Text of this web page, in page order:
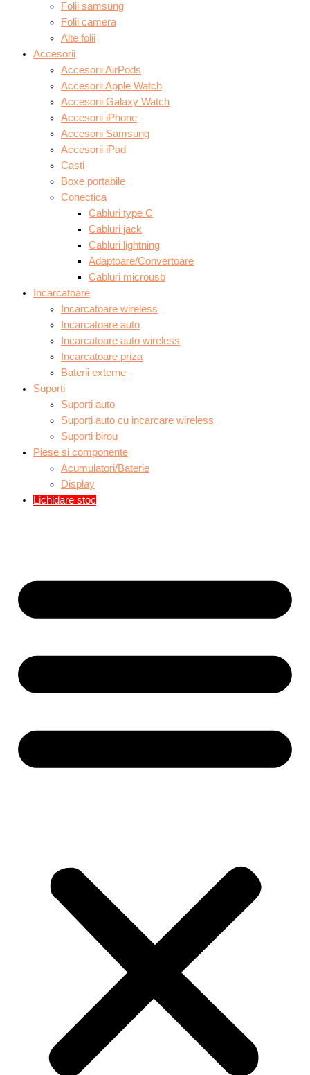
Folii samsung
Folii camera
Alte folii
Accesorii
Accesorii AirPods
Accesorii Apple Watch
Accesorii Galaxy Watch
Accesorii iPhone
Accesorii Samsung
Accesorii iPad
Casti
Boxe portabile
Conectica
Cabluri type C
Cabluri jack
Cabluri lightning
Adaptoare/Convertoare
Cabluri microusb
Incarcatoare
Incarcatoare wireless
Incarcatoare auto
Incarcatoare auto wireless
Incarcatoare priza
Baterii externe
Suporti
Suporti auto
Suporti auto cu incarcare wireless
Suporti birou
Piese si componente
Acumulatori/Baterie
Display
Lichidare stoc